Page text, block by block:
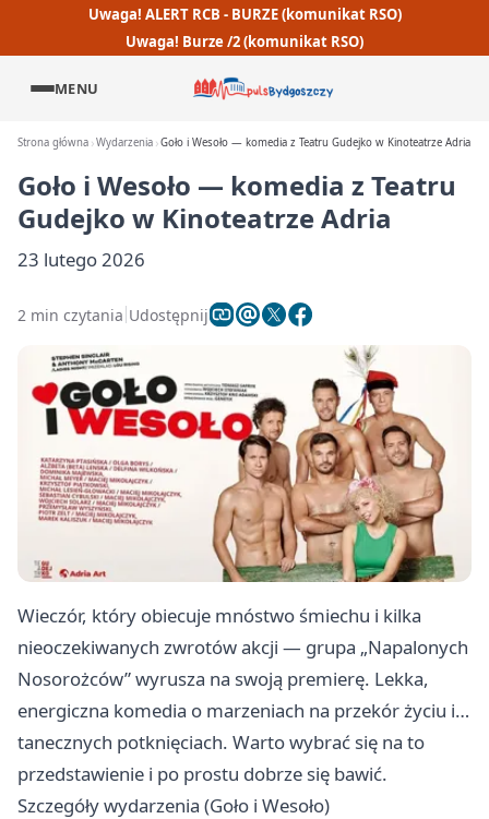
Uwaga! ALERT RCB - BURZE (komunikat RSO)
Uwaga! Burze /2 (komunikat RSO)
MENU
Strona główna Wydarzenia Goło i Wesoło — komedia z Teatru Gudejko w Kinoteatrze Adria
Goło i Wesoło — komedia z Teatru
Gudejko w Kinoteatrze Adria
23 lutego 2026
2 min czytania Udostępnij
Wieczór, który obiecuje mnóstwo śmiechu i kilka
nieoczekiwanych zwrotów akcji — grupa „Napalonych
Nosorożców” wyrusza na swoją premierę. Lekka,
energiczna komedia o marzeniach na przekór życiu i…
tanecznych potknięciach. Warto wybrać się na to
przedstawienie i po prostu dobrze się bawić.
Szczegóły wydarzenia (Goło i Wesoło)